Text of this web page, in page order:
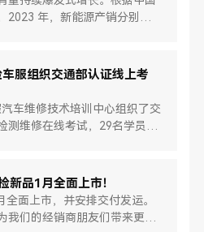
2023 年，新能源产销分别完
。但是在这样巨⼤的新能源汽
统汽⻋维修⼚却因“不能修、
具修”等原因错失新能源汽⻋
服组织交通部认证线上考
车维修技术培训中心组织了交
测维修在线考试，29名学员参
新品1月全面上市！
面上市，并安排交付发运。
我们的经销商朋友们带来更多